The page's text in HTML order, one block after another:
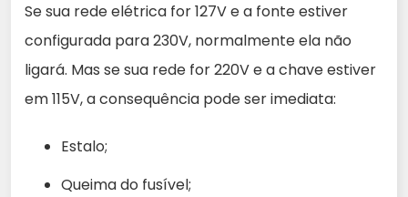
Se sua rede elétrica for 127V e a fonte estiver
configurada para 230V, normalmente ela não
ligará. Mas se sua rede for 220V e a chave estiver
em 115V, a consequência pode ser imediata:
Estalo;
Queima do fusível;